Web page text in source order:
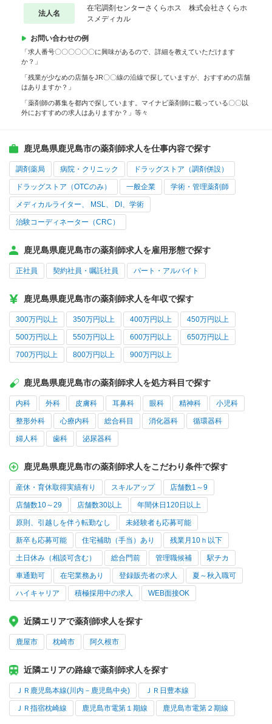
法人名
在宅調剤センターさくらホス 株式会社さくらホ
スメディカル
お問い合わせの例
「求人番号〇〇〇〇〇〇に興味があるので、詳細を教えていただけます
か？」
「残業が少なめの店舗をJR〇〇線の沿線で探していますが、おすすめの店舗
はありますか？」
「薬剤師の募集を都内で探しています。マイナビ薬剤師に載っている〇〇以
外におすすめの求人はありますか？」等々
鹿児島県鹿児島市の薬剤師求人を仕事内容で探す
調剤薬局 病院・クリニック ドラッグストア（調剤併設）
ドラッグストア（OTCのみ） 一般企業 学術・管理薬剤師
メディカルライター、 MSL、 DI、学術
治験コーディネーター（CRC）
鹿児島県鹿児島市の薬剤師求人を雇用形態で探す
正社員 契約社員・嘱託社員 パート・アルバイト
鹿児島県鹿児島市の薬剤師求人を年収で探す
300万円以上 350万円以上 400万円以上 450万円以上
500万円以上 550万円以上 600万円以上 650万円以上
700万円以上 800万円以上 900万円以上
鹿児島県鹿児島市の薬剤師求人を処方科目で探す
内科 外科 皮膚科 耳鼻科 眼科 精神科 小児科
整形外科 心療内科 総合科目 消化器科 循環器科
婦人科 歯科 泌尿器科
鹿児島県鹿児島市の薬剤師求人をこだわり条件で探す
産休・育休取得実績有り スキルアップ 店舗数1～9
店舗数10～29 店舗数30以上 年間休日120日以上
原則、引越しを伴う転勤なし 未経験者も応募可能
新卒も応募可能 住宅補助（手当）あり 残業月10ｈ以下
土日休み（相談可含む） 総合門前 管理職候補 駅チカ
車通勤可 在宅業務あり 登録販売者の求人 夏～秋入職可
ハイキャリア 積極採用中の求人 WEB面接OK
近隣エリアで薬剤師求人を探す
鹿屋市 枕崎市 阿久根市
近隣エリアの路線で薬剤師求人を探す
ＪＲ鹿児島本線(川内－鹿児島中央) ＪＲ日豊本線
ＪＲ指宿枕崎線 鹿児島市電第１期線 鹿児島市電第２期線